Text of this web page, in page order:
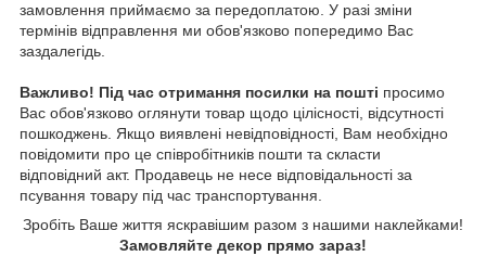
замовлення приймаємо за передоплатою. У разі зміни
термінів відправлення ми обов'язково попередимо Вас
заздалегідь.
Важливо! Під час отримання посилки на пошті просимо
Вас обов'язково оглянути товар щодо цілісності, відсутності
пошкоджень. Якщо виявлені невідповідності, Вам необхідно
повідомити про це співробітників пошти та скласти
відповідний акт. Продавець не несе відповідальності за
псування товару під час транспортування.
Зробіть Ваше життя яскравішим разом з нашими наклейками!
Замовляйте декор прямо зараз!